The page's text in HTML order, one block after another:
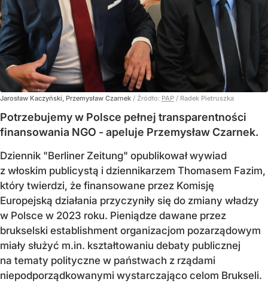
Jarosław Kaczyński, Przemysław Czarnek / Źródło: PAP / Radek Pietruszka
Potrzebujemy w Polsce pełnej transparentności
finansowania NGO - apeluje Przemysław Czarnek.
Dziennik "Berliner Zeitung" opublikował wywiad
z włoskim publicystą i dziennikarzem Thomasem Fazim,
który twierdzi, że finansowane przez Komisję
Europejską działania przyczyniły się do zmiany władzy
w Polsce w 2023 roku. Pieniądze dawane przez
brukselski establishment organizacjom pozarządowym
miały służyć m.in. kształtowaniu debaty publicznej
na tematy polityczne w państwach z rządami
niepodporządkowanymi wystarczająco celom Brukseli.